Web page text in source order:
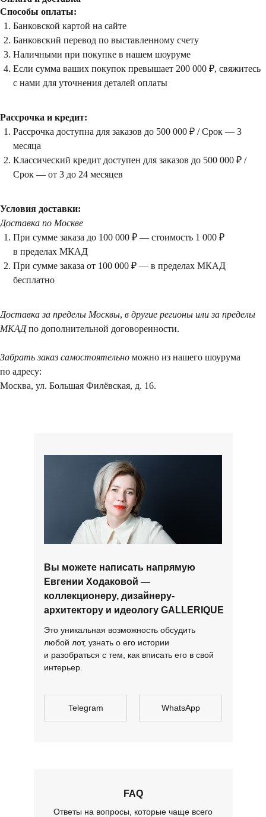
Способы оплаты:
Банковской картой на сайте
Банковский перевод по выставленному счету
Наличными при покупке в нашем шоуруме
Если сумма ваших покупок превышает 200 000 ₽, свяжитесь
с нами для уточнения деталей оплаты
Рассрочка и кредит:
Рассрочка доступна для заказов до 500 000 ₽ / Срок — 3
месяца
Классический кредит доступен для заказов до 500 000 ₽ /
Срок — от 3 до 24 месяцев
Условия доставки:
Доставка по Москве
При сумме заказа до 100 000 ₽ — стоимость 1 000 ₽
в пределах МКАД
При сумме заказа от 100 000 ₽ — в пределах МКАД
бесплатно
Доставка за пределы Москвы, в другие регионы или за пределы
МКАДпо дополнительной договоренности.
Забрать заказ самостоятельно можно из нашего шоурума
по адресу:
Москва, ул. Большая Филёвская, д. 16.
Telegram WhatsApp
Это уникальная возможность обсудить
любой лот, узнать о его истории
и разобраться с тем, как вписать его в свой
интерьер.
FAQ
Ответы на вопросы, которые чаще всего
Вы можете написать напрямую
Евгении Ходаковой —
коллекционеру, дизайнеру-
архитектору и идеологу GALLERIQUE
Вы можете
архитектору и
Посещение только